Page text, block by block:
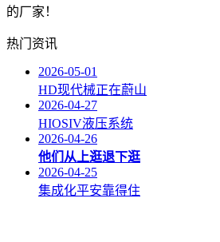
的厂家！
热门资讯
2026-05-01
HD现代械正在蔚山
2026-04-27
HIOSIV液压系统
2026-04-26
他们从上逛退下逛
2026-04-25
集成化平安靠得住